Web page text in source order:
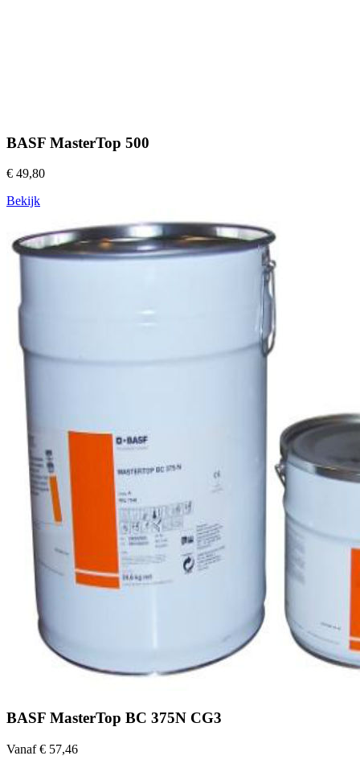
BASF MasterTop 500
€ 49,80
Bekijk
BASF MasterTop BC 375N CG3
Vanaf € 57,46